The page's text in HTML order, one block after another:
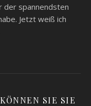
der spannendsten
Jetzt weiß ich
SIE SIE